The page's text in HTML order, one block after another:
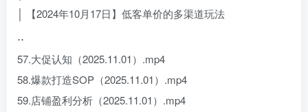
│ 【2024年10月17日】低客单价的多渠道玩法
..
57.大促认知（2025.11.01）.mp4
58.爆款打造SOP（2025.11.01）.mp4
59.店铺盈利分析（2025.11.01）.mp4